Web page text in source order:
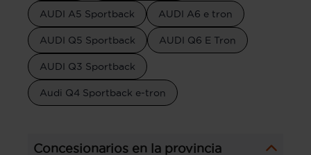
AUDI A5 Sportback AUDI A6 e tron
AUDI Q5 Sportback AUDI Q6 E Tron
AUDI Q3 Sportback
Audi Q4 Sportback e-tron
Concesionarios en la provincia